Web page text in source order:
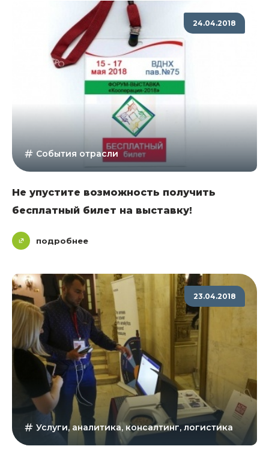
24.04.2018
События отрасли
Не упустите возможность получить
бесплатный билет на выставку!
подробнее
23.04.2018
Услуги, аналитика, консалтинг, логистика